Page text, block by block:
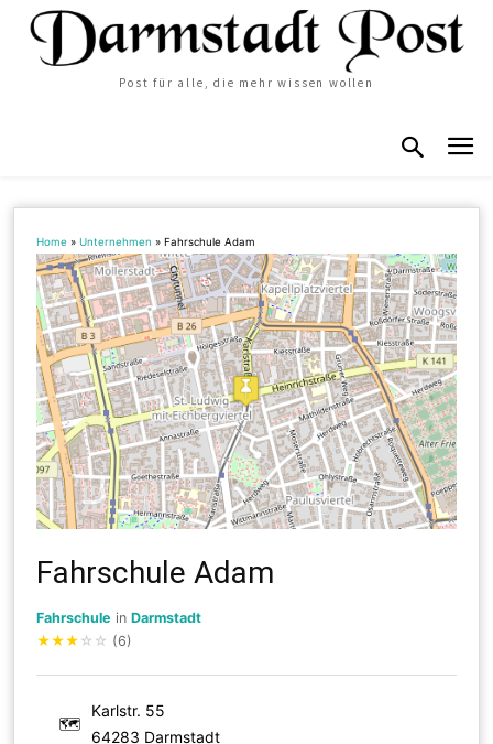
Post für alle, die mehr wissen wollen
Home »Unternehmen »Fahrschule Adam
Fahrschule Adam
Fahrschule inDarmstadt
★★★ ☆ ☆ (6)
🗺
Karlstr. 55
64283 Darmstadt